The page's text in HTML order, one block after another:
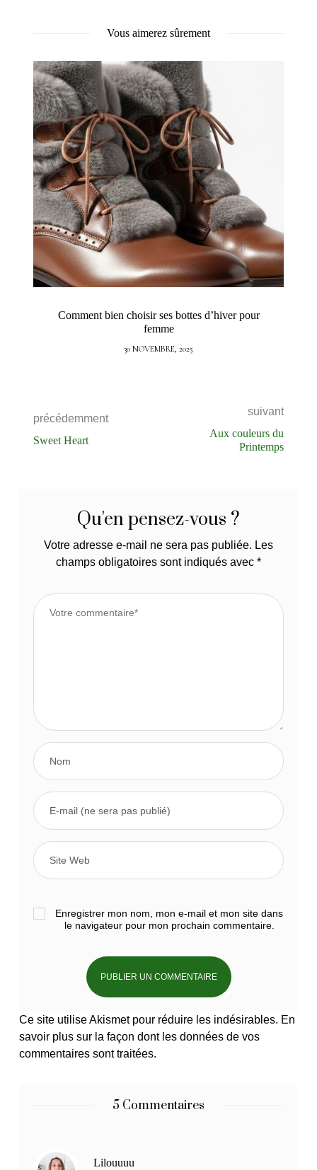
Vous aimerez sûrement
Comment bien choisir ses bottes d’hiver pour
femme
30 NOVEMBRE, 2025
précédemment
Sweet Heart
suivant
Aux couleurs du
Printemps
Qu'en pensez-vous ?
Votre adresse e-mail ne sera pas publiée. Les
champs obligatoires sont indiqués avec *
Enregistrer mon nom, mon e-mail et mon site dans
le navigateur pour mon prochain commentaire.
Ce site utilise Akismet pour réduire les indésirables. En
savoir plus sur la façon dont les données de vos
commentaires sont traitées.
5 Commentaires
Lilouuuu